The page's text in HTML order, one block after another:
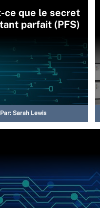
ce que le secret
parfait (PFS)
Par: Sarah Lewis